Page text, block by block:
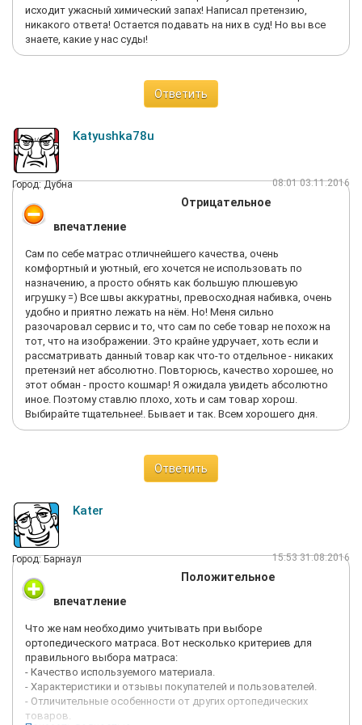
напрягает. Цена матраса была около 50 тысяч. С момента
покупки прошло около 4-х месяцев. Никаких запахов не было.
Матрас, согласно инструкции, мы переворачивали каждые 2
недели в течение 3-х месяцев. В общем, отличная фирма, на
исходит ужасный химический запах! Написал претензию,
никакого ответа! Остается подавать на них в суд! Но вы все
знаете, какие у нас суды!
Ответить
Katyushka78u
Город: Дубна 08:01 03.11.2016
Отрицательное
впечатление
Сам по себе матрас отличнейшего качества, очень
комфортный и уютный, его хочется не использовать по
назначению, а просто обнять как большую плюшевую
игрушку =) Все швы аккуратны, превосходная набивка, очень
удобно и приятно лежать на нём. Но! Меня сильно
разочаровал сервис и то, что сам по себе товар не похож на
тот, что на изображении. Это крайне удручает, хоть если и
рассматривать данный товар как что-то отдельное - никаких
претензий нет абсолютно. Повторюсь, качество хорошее, но
этот обман - просто кошмар! Я ожидала увидеть абсолютно
иное. Поэтому ставлю плохо, хоть и сам товар хорош.
Выбирайте тщательнее!. Бывает и так. Всем хорошего дня.
Ответить
Kater
Город: Барнаул 15:53 31.08.2016
Положительное
впечатление
Что же нам необходимо учитывать при выборе
ортопедического матраса. Вот несколько критериев для
правильного выбора матраса:
- Качество используемого материала.
- Характеристики и отзывы покупателей и пользователей.
- Отличительные особенности от других ортопедических
товаров.